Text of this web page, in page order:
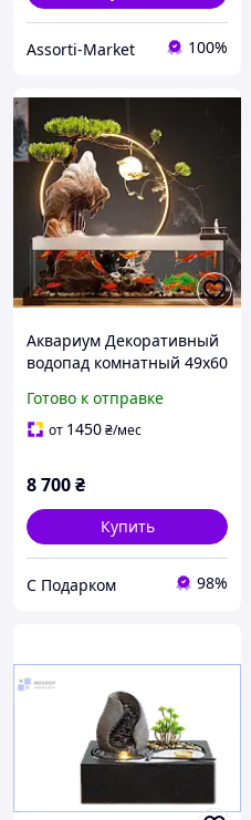
Assorti-Market 100%
Аквариум Декоративный
водопад комнатный 49х60
для благовоний,
увлажнитель воздуха
Готово к отправке
от 1450₴/мес
8 700₴
Купить
С Подарком 98%